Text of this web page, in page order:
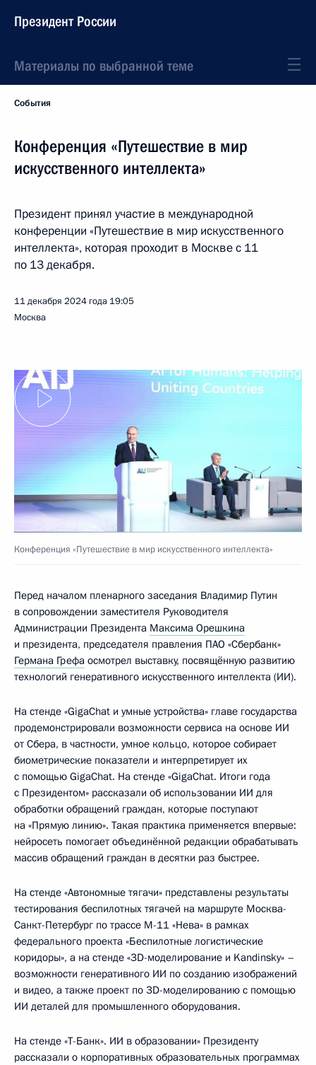
Президент России
Материалы по выбранной теме
События
Конференция «Путешествие в мир
искусственного интеллекта»
Президент принял участие в международной
конференции «Путешествие в мир искусственного
интеллекта», которая проходит в Москве с 11
по 13 декабря.
11 декабря 2024 года 19:05
Москва
Конференция «Путешествие в мир искусственного интеллекта»
Перед началом пленарного заседания Владимир Путин
в сопровождении заместителя Руководителя
Администрации Президента Максима Орешкина
и президента, председателя правления ПАО «Сбербанк»
Германа Грефа осмотрел выставку, посвящённую развитию
технологий генеративного искусственного интеллекта (ИИ).
На стенде «GigaChat и умные устройства» главе государства
продемонстрировали возможности сервиса на основе ИИ
от Сбера, в частности, умное кольцо, которое собирает
биометрические показатели и интерпретирует их
с помощью GigaChat. На стенде «GigaChat. Итоги года
с Президентом» рассказали об использовании ИИ для
обработки обращений граждан, которые поступают
на «Прямую линию». Такая практика применяется впервые:
нейросеть помогает объединённой редакции обрабатывать
массив обращений граждан в десятки раз быстрее.
На стенде «Автономные тягачи» представлены результаты
тестирования беспилотных тягачей на маршруте Москва-
Санкт-Петербург по трассе М-11 «Нева» в рамках
федерального проекта «Беспилотные логистические
коридоры», а на стенде «3D-моделирование и Kandinsky» –
возможности генеративного ИИ по созданию изображений
и видео, а также проект по 3D-моделированию с помощью
ИИ деталей для промышленного оборудования.
На стенде «Т-Банк». ИИ в образовании» Президенту
рассказали о корпоративных образовательных программах